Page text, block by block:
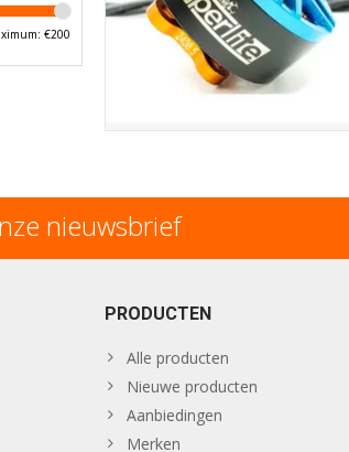
€200
nieuwsbrief
PRODUCTEN
Alle producten
Nieuwe producten
Aanbiedingen
Merken